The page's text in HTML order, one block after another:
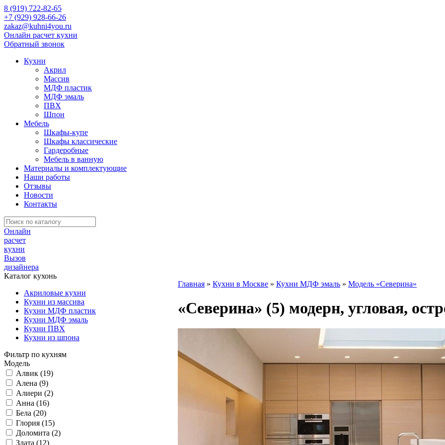
8 (919) 722-82-65
+7 (929) 928-66-26
zakaz@kuhni4you.ru
Онлайн расчет кухни
Обратный звонок
Кухни
Акрил
Массив
МДФ пластик
МДФ эмаль
ПВХ
Шпон
Мебель
Шкафы-купе
Шкафы классические
Гардеробные
Мебель в ванную
Материалы и комплектующие
Наши работы
Отзывы
Новости
Контакты
Онлайн
расчет
кухни
Вызов
дизайнера
Каталог кухонь
Акриловые кухни
Кухни из массива
Кухни МДФ пластик
Кухни МДФ эмаль
Кухни ПВХ
Кухни из шпона
Фильтр по кухням
Модель
Алвик (19)
Алена (9)
Алиери (2)
Анна (16)
Бела (20)
Глория (15)
Доломита (2)
Злата (12)
Главная » Кухни в Москве » Кухни МДФ эмаль » Модель «Северина»
«Северина» (5) модерн, угловая,